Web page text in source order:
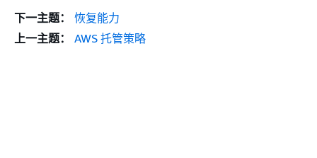
下一主题：
恢复能力
上一主题：
AWS 托管策略